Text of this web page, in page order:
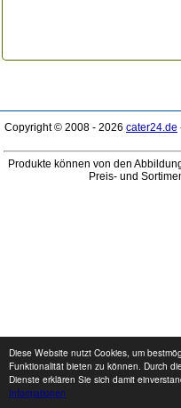
Diese Website nutzt Cookies, um
Funktionalität bieten zu können. Durch
Dienste erklären Sie sich damit
Informationen
Copyright © 2008 - 2026 cater24.de
Produkte können von den
Preis- und